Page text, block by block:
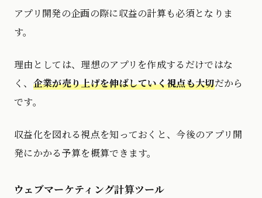
アプリ開発の企画の際に収益の計算も必須となりま
す。
理由としては、理想のアプリを作成するだけではな
く、 企業が売り上げを伸ばしていく視点も大切だから
です。
収益化を図れる視点を知っておくと、今後のアプリ開
発にかかる予算を概算できます。
ウェブマーケティング計算ツール